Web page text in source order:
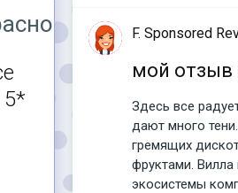
5*
F. Sponsored
мой отзыв
Здесь все
дают много
гремящих
фруктами.
экосистемы